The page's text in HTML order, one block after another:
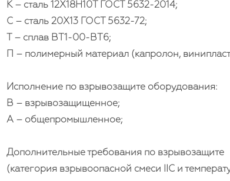
К – сталь 12Х18Н10Т ГОСТ 5632-2014;
С – сталь 20Х13 ГОСТ 5632-72;
Т – сплав ВТ1-00-ВТ6;
П – полимерный материал (капролон,
Исполнение по взрывозащите оборудования:
В – взрывозащищенное;
А – общепромышленное;
Дополнительные требования по взрывозащите
(категория взрывоопасной смеси IIC и